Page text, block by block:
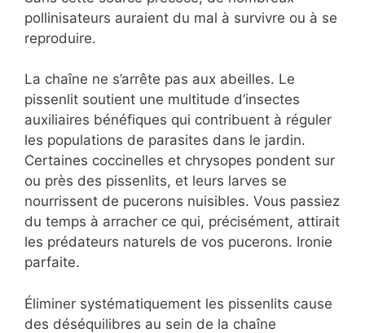
pollinisateurs auraient du mal à survivre ou à se
reproduire.
La chaîne ne s’arrête pas aux abeilles. Le
pissenlit soutient une multitude d’insectes
auxiliaires bénéfiques qui contribuent à réguler
les populations de parasites dans le jardin.
Certaines coccinelles et chrysopes pondent sur
ou près des pissenlits, et leurs larves se
nourrissent de pucerons nuisibles. Vous passiez
du temps à arracher ce qui, précisément, attirait
les prédateurs naturels de vos pucerons. Ironie
parfaite.
Éliminer systématiquement les pissenlits cause
des déséquilibres au sein de la chaîne